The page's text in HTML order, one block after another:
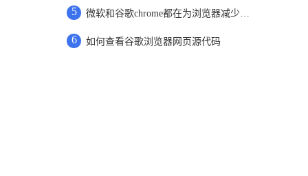
5 微软和谷歌chrome都在为浏览器减少内存占用而努力着
6 如何查看谷歌浏览器网页源代码